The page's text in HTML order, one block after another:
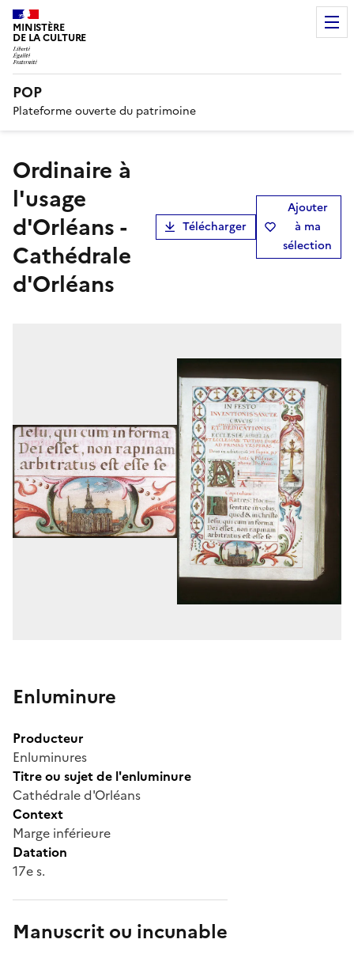
MINISTÈRE
DE LA CULTURE
POP
Plateforme ouverte du patrimoine
Ordinaire à
l'usage
d'Orléans -
Cathédrale
d'Orléans
Télécharger
Ajouter
à ma
sélection
Enluminure
Producteur
Enluminures
Titre ou sujet de l'enluminure
Cathédrale d'Orléans
Context
Marge inférieure
Datation
17e s.
Manuscrit ou incunable